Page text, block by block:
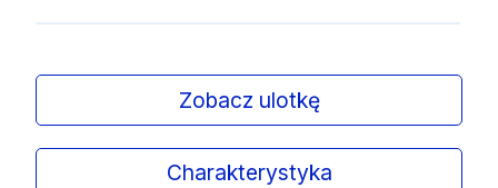
Zobacz ulotkę
Charakterystyka